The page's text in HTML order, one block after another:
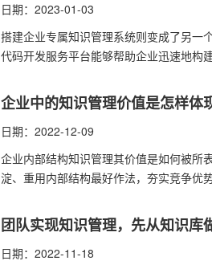
日期：2023-01-03
搭建企业专属知识管理​系统则变成了另一
代码开发服务平台能够帮助企业迅速地构
企业中的知识管理价值是怎样体
日期：2022-12-09
企业内部结构知识管理其价值是如何被所
淀、重用内部结构最好作法，夯实竞争优
团队实现知识管理，先从知识库
日期：2022-11-18